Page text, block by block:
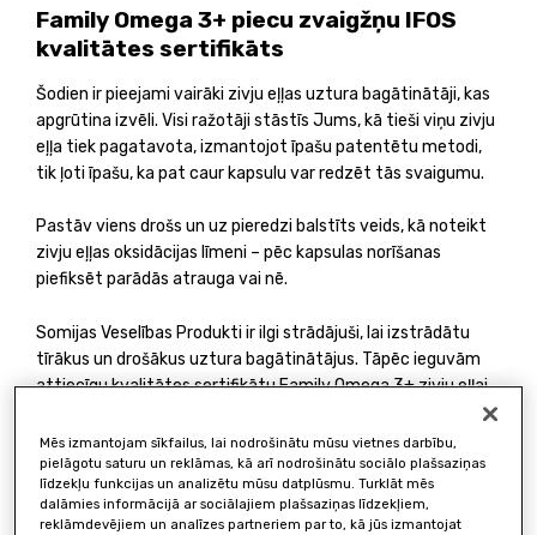
Family Omega 3+ piecu zvaigžņu IFOS
kvalitātes sertifikāts
Šodien ir pieejami vairāki zivju eļļas uztura bagātinātāji, kas
apgrūtina izvēli. Visi ražotāji stāstīs Jums, kā tieši viņu zivju
eļļa tiek pagatavota, izmantojot īpašu patentētu metodi,
tik ļoti īpašu, ka pat caur kapsulu var redzēt tās svaigumu.
Pastāv viens drošs un uz pieredzi balstīts veids, kā noteikt
zivju eļļas oksidācijas līmeni – pēc kapsulas norīšanas
piefiksēt parādās atrauga vai nē.
Somijas Veselības Produkti ir ilgi strādājuši, lai izstrādātu
tīrākus un drošākus uztura bagātinātājus. Tāpēc ieguvām
attiecīgu kvalitātes sertifikātu Family Omega 3+ zivju eļļai.
Mēs izmantojam sīkfailus, lai nodrošinātu mūsu vietnes darbību,
pielāgotu saturu un reklāmas, kā arī nodrošinātu sociālo plašsaziņas
līdzekļu funkcijas un analizētu mūsu datplūsmu. Turklāt mēs
dalāmies informācijā ar sociālajiem plašsaziņas līdzekļiem,
reklāmdevējiem un analīzes partneriem par to, kā jūs izmantojat